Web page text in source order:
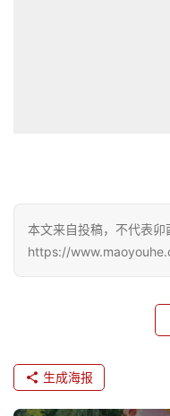
本文来自投稿，不代表卯
https://
生成海报